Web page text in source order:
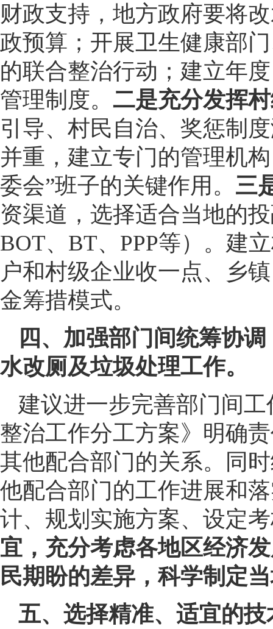
财政支持，地方政府要将
政预算；开展卫生健康部
的联合整治行动；建立年
管理制度。 二是充分发挥
引导、村民自治、奖惩制
并重，建立专门的管理机
委会”班子的关键作用。 三
资渠道，选择适合当地的
BOT、BT、PPP等）。建
户和村级企业收一点、乡
金筹措模式。
四、加强部门间统筹协
水改厕及垃圾处理工作。
建议进一步完善部门间
整治工作分工方案》明确
其他配合部门的关系。同
他配合部门的工作进展和
计、规划实施方案、设定
宜，充分考虑各地区经济
民期盼的差异，科学制定
五、选择精准、适宜的